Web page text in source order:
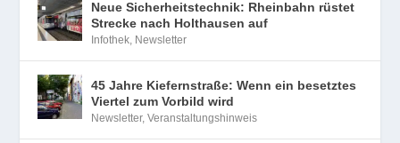
Neue Sicherheitstechnik: Rheinbahn rüstet
Strecke nach Holthausen auf
Infothek, Newsletter
45 Jahre Kiefernstraße: Wenn ein besetztes
Viertel zum Vorbild wird
Newsletter,Veranstaltungshinweis